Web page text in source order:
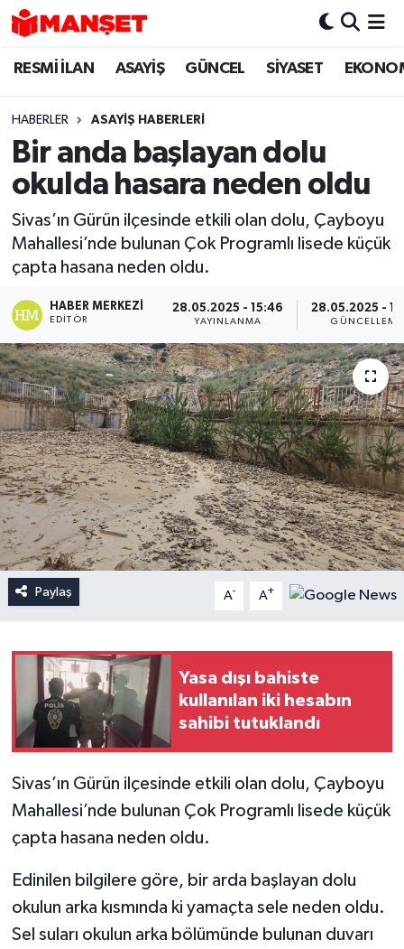
RESMİ İLAN ASAYİŞ GÜNCEL SİYASET
HABERLER ASAYİŞ HABERLERİ
Bir anda başlayan dolu
okulda hasara neden oldu
Sivas’ın Gürün ilçesinde etkili olan dolu, Çayboyu
Mahallesi’nde bulunan Çok Programlı lisede küçük
çapta hasana neden oldu.
HABER MERKEZI
EDITÖR
28.05.2025 - 15:46
YAYINLANMA
28.05.2025 -
GÜNCELLEME
Paylaş A- A+
Yasa dışı bahiste
kullanılan iki hesabın
sahibi tutuklandı
Sivas’ın Gürün ilçesinde etkili olan dolu, Çayboyu
Mahallesi’nde bulunan Çok Programlı lisede küçük
çapta hasana neden oldu.
Edinilen bilgilere göre, bir arda başlayan dolu
okulun arka kısmında ki yamaçta sele neden oldu.
Sel suları okulun arka bölümünde bulunan duvarı
Hava Durumu
Trafik Durumu
Süper Lig Puan Durumu ve Fikstür
Son Dakika Haberleri
Haber Arşivi